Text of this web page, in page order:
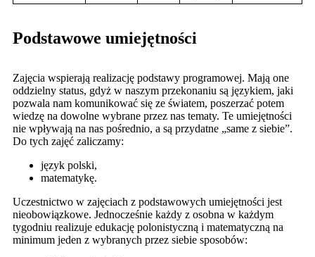
Podstawowe umiejętności
Zajęcia wspierają realizację podstawy programowej. Mają one
oddzielny status, gdyż w naszym przekonaniu są językiem, jaki
pozwala nam komunikować się ze światem, poszerzać potem
wiedzę na dowolne wybrane przez nas tematy. Te umiejętności
nie wpływają na nas pośrednio, a są przydatne „same z siebie”.
Do tych zajęć zaliczamy:
język polski,
matematykę.
Uczestnictwo w zajęciach z podstawowych umiejętności jest
nieobowiązkowe. Jednocześnie każdy z osobna w każdym
tygodniu realizuje edukację polonistyczną i matematyczną na
minimum jeden z wybranych przez siebie sposobów: